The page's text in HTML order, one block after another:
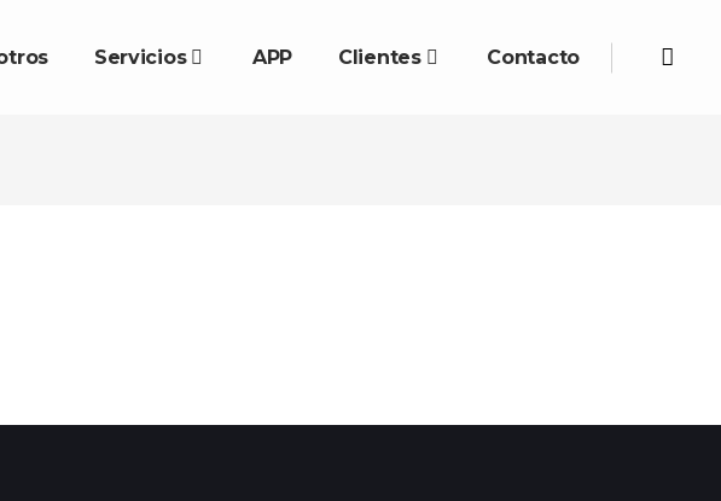
Servicios APP Clientes Contacto